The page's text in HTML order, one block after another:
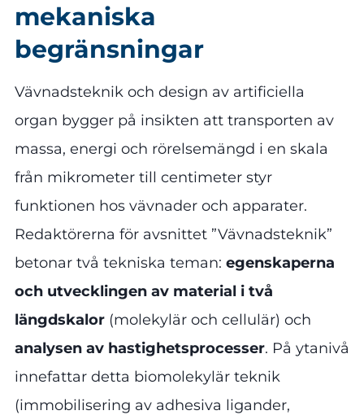
mekaniska
begränsningar
Vävnadsteknik och design av artificiella
organ bygger på insikten att transporten av
massa, energi och rörelsemängd i en skala
från mikrometer till centimeter styr
funktionen hos vävnader och apparater.
Redaktörerna för avsnittet ”Vävnadsteknik”
betonar två tekniska teman: egenskaperna
och utvecklingen av material i två
längdskalor (molekylär och cellulär) och
analysen av hastighetsprocesser. På ytanivå
innefattar detta biomolekylär teknik
(immobilisering av adhesiva ligander,